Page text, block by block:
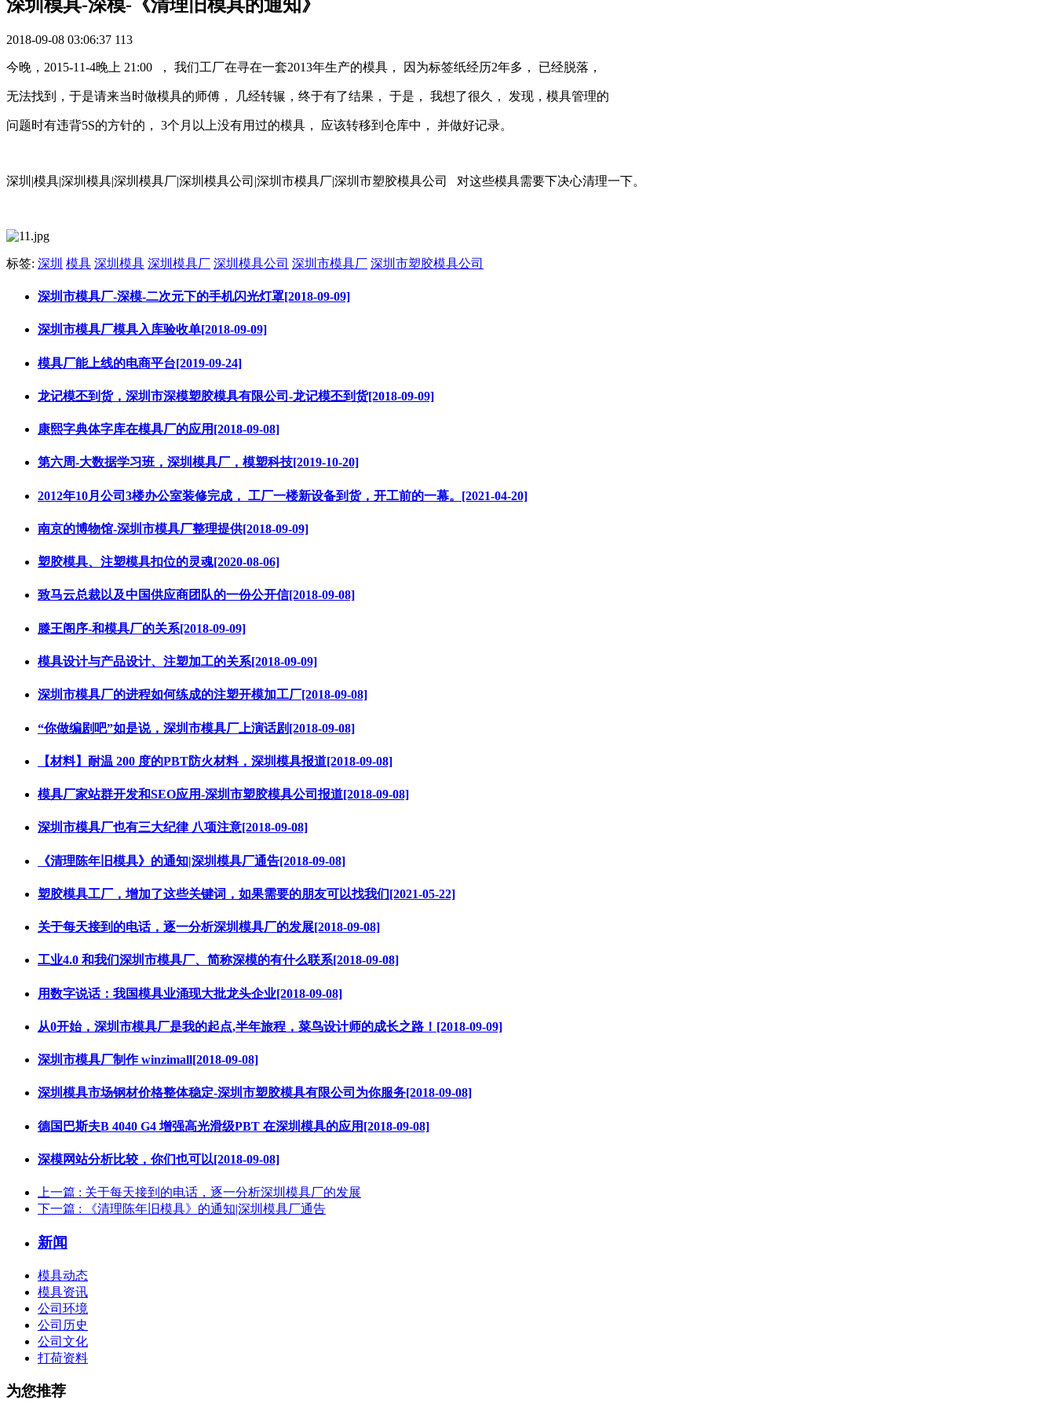
深圳模具-深模-《清理旧模具的通知》
2018-09-08 03:06:37 113
今晚，2015-11-4晚上 21:00 ， 我们工厂在寻在一套2013年生产的模具， 因为标签纸经历2年多， 已经脱落，
无法找到，于是请来当时做模具的师傅， 几经转辗，终于有了结果， 于是， 我想了很久， 发现，模具管理的
问题时有违背5S的方针的， 3个月以上没有用过的模具， 应该转移到仓库中， 并做好记录。
深圳|模具|深圳模具|深圳模具厂|深圳模具公司|深圳市模具厂|深圳市塑胶模具公司 对这些模具需要下决心清理一下。
标签: 深圳 模具 深圳模具 深圳模具厂 深圳模具公司 深圳市模具厂 深圳市塑胶模具公司
深圳市模具厂-深模-二次元下的手机闪光灯罩[2018-09-09]
深圳市模具厂模具入库验收单[2018-09-09]
模具厂能上线的电商平台[2019-09-24]
龙记模丕到货，深圳市深模塑胶模具有限公司-龙记模丕到货[2018-09-09]
康熙字典体字库在模具厂的应用[2018-09-08]
第六周-大数据学习班，深圳模具厂，模塑科技[2019-10-20]
2012年10月公司3楼办公室装修完成， 工厂一楼新设备到货，开工前的一幕。[2021-04-20]
南京的博物馆-深圳市模具厂整理提供[2018-09-09]
塑胶模具、注塑模具扣位的灵魂[2020-08-06]
致马云总裁以及中国供应商团队的一份公开信[2018-09-08]
滕王阁序-和模具厂的关系[2018-09-09]
模具设计与产品设计、注塑加工的关系[2018-09-09]
深圳市模具厂的进程如何练成的注塑开模加工厂[2018-09-08]
“你做编剧吧”如是说，深圳市模具厂上演话剧[2018-09-08]
【材料】耐温 200 度的PBT防火材料，深圳模具报道[2018-09-08]
模具厂家站群开发和SEO应用-深圳市塑胶模具公司报道[2018-09-08]
深圳市模具厂也有三大纪律 八项注意[2018-09-08]
《清理陈年旧模具》的通知|深圳模具厂通告[2018-09-08]
塑胶模具工厂，增加了这些关键词，如果需要的朋友可以找我们[2021-05-22]
关于每天接到的电话，逐一分析深圳模具厂的发展[2018-09-08]
工业4.0 和我们深圳市模具厂、简称深模的有什么联系[2018-09-08]
用数字说话：我国模具业涌现大批龙头企业[2018-09-08]
从0开始，深圳市模具厂是我的起点,半年旅程，菜鸟设计师的成长之路！[2018-09-09]
深圳市模具厂制作 winzimall[2018-09-08]
深圳模具市场钢材价格整体稳定-深圳市塑胶模具有限公司为你服务[2018-09-08]
德国巴斯夫B 4040 G4 增强高光滑级PBT 在深圳模具的应用[2018-09-08]
深模网站分析比较，你们也可以[2018-09-08]
上一篇 : 关于每天接到的电话，逐一分析深圳模具厂的发展
下一篇 : 《清理陈年旧模具》的通知|深圳模具厂通告
新闻
模具动态
模具资讯
公司环境
公司历史
公司文化
打荷资料
为您推荐